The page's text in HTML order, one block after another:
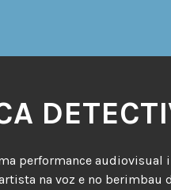
performance
na voz e no berimbau